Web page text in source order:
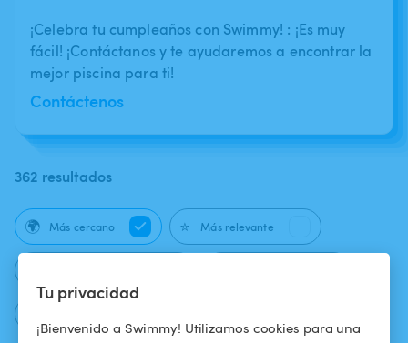
Tu privacidad
¡Bienvenido a Swimmy! Utilizamos cookies para una
¡Celebra tu cumpleaños con Swimmy! : ¡Es muy
fácil! ¡Contáctanos y te ayudaremos a encontrar la
mejor piscina para ti!
Contáctenos
362 resultados
🌍 Más cercano ⭐ Más relevante